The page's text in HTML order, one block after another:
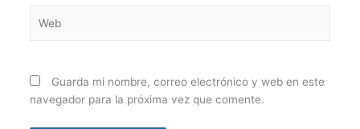
Guarda mi nombre, correo electrónico y web en este
navegador para la próxima vez que comente.